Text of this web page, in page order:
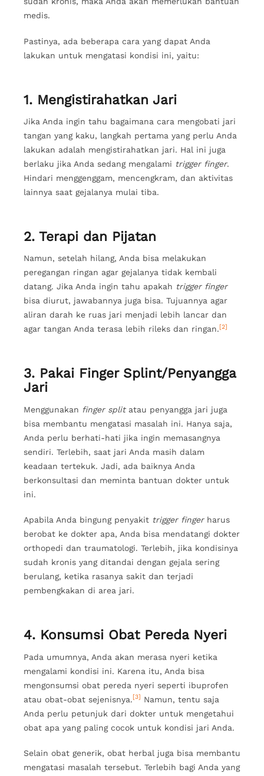
medis.
Pastinya, ada beberapa cara yang dapat Anda
lakukan untuk mengatasi kondisi ini, yaitu:
1. Mengistirahatkan Jari
Jika Anda ingin tahu bagaimana cara mengobati jari
tangan yang kaku, langkah pertama yang perlu Anda
lakukan adalah mengistirahatkan jari. Hal ini juga
berlaku jika Anda sedang mengalami trigger finger.
Hindari menggenggam, mencengkram, dan aktivitas
lainnya saat gejalanya mulai tiba.
2. Terapi dan Pijatan
Namun, setelah hilang, Anda bisa melakukan
peregangan ringan agar gejalanya tidak kembali
datang. Jika Anda ingin tahu apakah trigger finger
bisa diurut, jawabannya juga bisa. Tujuannya agar
aliran darah ke ruas jari menjadi lebih lancar dan
agar tangan Anda terasa lebih rileks dan ringan. [2]
3. Pakai Finger Splint/Penyangga
Jari
Menggunakan finger splitatau penyangga jari juga
bisa membantu mengatasi masalah ini. Hanya saja,
Anda perlu berhati-hati jika ingin memasangnya
sendiri. Terlebih, saat jari Anda masih dalam
keadaan tertekuk. Jadi, ada baiknya Anda
berkonsultasi dan meminta bantuan dokter untuk
ini.
Apabila Anda bingung penyakit trigger fingerharus
berobat ke dokter apa, Anda bisa mendatangi dokter
orthopedi dan traumatologi. Terlebih, jika kondisinya
sudah kronis yang ditandai dengan gejala sering
berulang, ketika rasanya sakit dan terjadi
pembengkakan di area jari.
4. Konsumsi Obat Pereda Nyeri
Pada umumnya, Anda akan merasa nyeri ketika
mengalami kondisi ini. Karena itu, Anda bisa
mengonsumsi obat pereda nyeri seperti ibuprofen
atau obat-obat sejenisnya. [3] Namun, tentu saja
Anda perlu petunjuk dari dokter untuk mengetahui
obat apa yang paling cocok untuk kondisi jari Anda.
Selain obat generik, obat herbal juga bisa membantu
mengatasi masalah tersebut. Terlebih bagi Anda yang